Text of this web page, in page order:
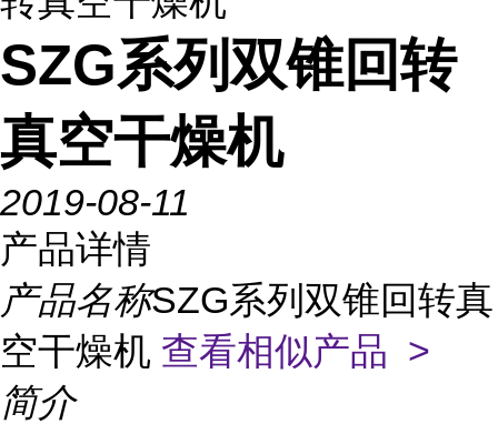
SZG系列双锥回转
真空干燥机
2019-08-11
产品详情
产品名称SZG系列双锥回转真
空干燥机 查看相似产品 >
简介